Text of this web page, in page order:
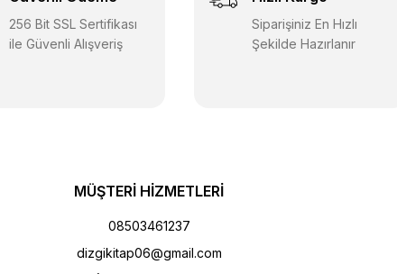
256 Bit SSL Sertifikası
ile Güvenli Alışveriş
Siparişiniz En Hızlı
Şekilde Hazırlanır
MÜŞTERİ HİZMETLERİ
08503461237
dizgikitap06@gmail.com